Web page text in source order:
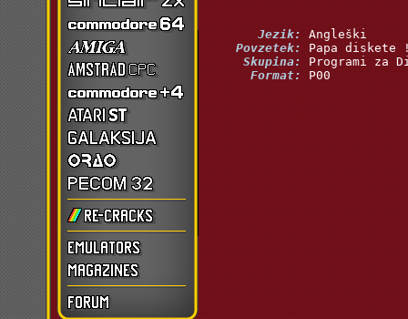
       Jezik:
    Povzetek:
     Skupina:
      Format:
P00